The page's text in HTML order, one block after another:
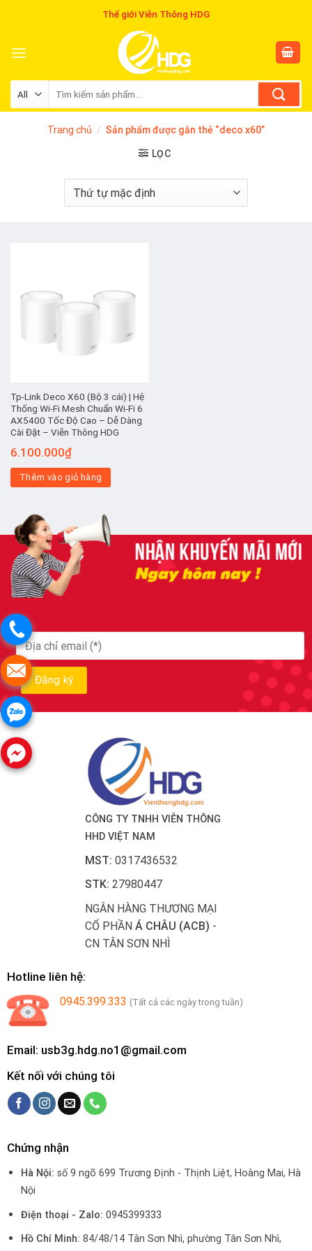
Thế giới Viễn Thông HDG
Trang chủ / Sản phẩm được gắn thẻ “deco x60”
LỌC
Tp-Link Deco X60 (Bộ 3 cái) | Hệ
Thống Wi-Fi Mesh Chuẩn Wi-Fi 6
AX5400 Tốc Độ Cao – Dễ Dàng
Cài Đặt – Viễn Thông HDG
6.100.000₫
Thêm vào giỏ hàng
CÔNG TY TNHH VIỄN THÔNG
HHD VIỆT NAM
MST: 0317436532
STK: 27980447
NGÂN HÀNG THƯƠNG MẠI
CỔ PHẦN Á CHÂU (ACB) -
CN TÂN SƠN NHÌ
Hotline liên hệ:
0945.399.333 (Tất cả các ngày trong tuần)
Email: usb3g.hdg.no1@gmail.com
Kết nối với chúng tôi
Chứng nhận
Hà Nội:số 9 ngõ 699 Trương Định - Thịnh Liệt, Hoàng Mai, Hà
Nội
Điện thoại - Zalo: 0945399333
Hồ Chí Minh: 84/48/14 Tân Sơn Nhì, phường Tân Sơn Nhì,